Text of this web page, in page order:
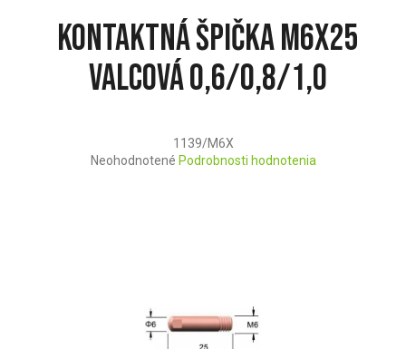
Kontaktná špička M6x25
valcová 0,6/0,8/1,0
1139/M6X
Priemerné
Neohodnotené Podrobnosti hodnotenia